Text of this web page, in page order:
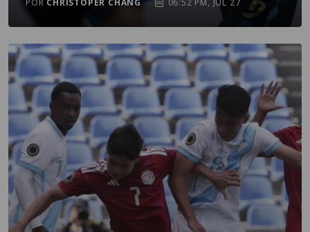
POR CHRISTOPER CHANG 06:52 PM, JUL 27